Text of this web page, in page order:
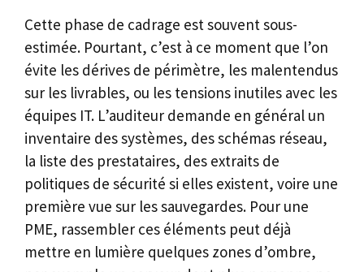
Cette phase de cadrage est souvent sous-
estimée. Pourtant, c’est à ce moment que l’on
évite les dérives de périmètre, les malentendus
sur les livrables, ou les tensions inutiles avec les
équipes IT. L’auditeur demande en général un
inventaire des systèmes, des schémas réseau,
la liste des prestataires, des extraits de
politiques de sécurité si elles existent, voire une
première vue sur les sauvegardes. Pour une
PME, rassembler ces éléments peut déjà
mettre en lumière quelques zones d’ombre,